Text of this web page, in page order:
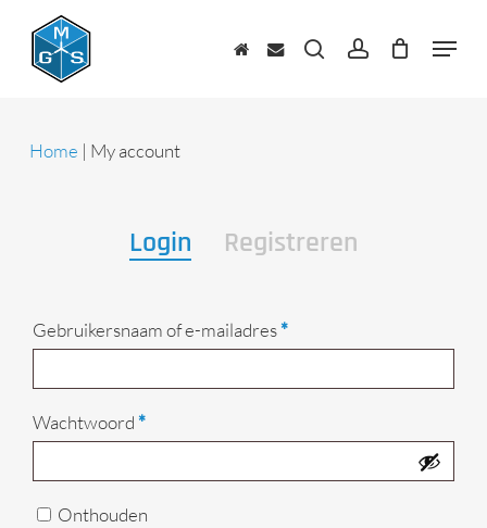
content
zoekenaccount Menu
Home | My account
Login Registreren
Gebruikersnaam of e-mailadres*Vereist
Wachtwoord *Vereist
Onthouden